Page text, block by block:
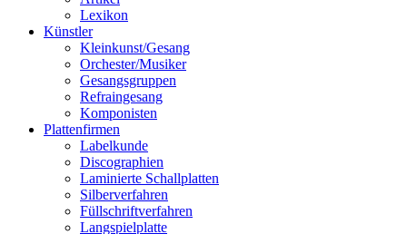
Lexikon
Künstler
Kleinkunst/Gesang
Orchester/Musiker
Gesangsgruppen
Refraingesang
Komponisten
Plattenfirmen
Labelkunde
Discographien
Laminierte Schallplatten
Silberverfahren
Füllschriftverfahren
Langspielplatte